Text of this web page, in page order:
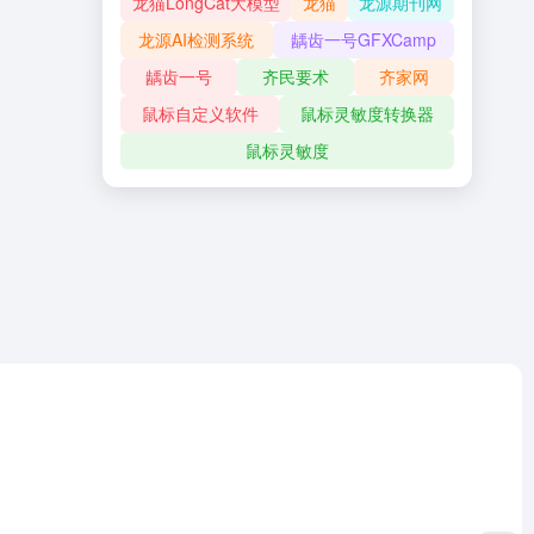
龙源AI检测系统
龋齿一号GFXCamp
龋齿一号
齐民要术
齐家网
鼠标自定义软件
鼠标灵敏度转换器
鼠标灵敏度